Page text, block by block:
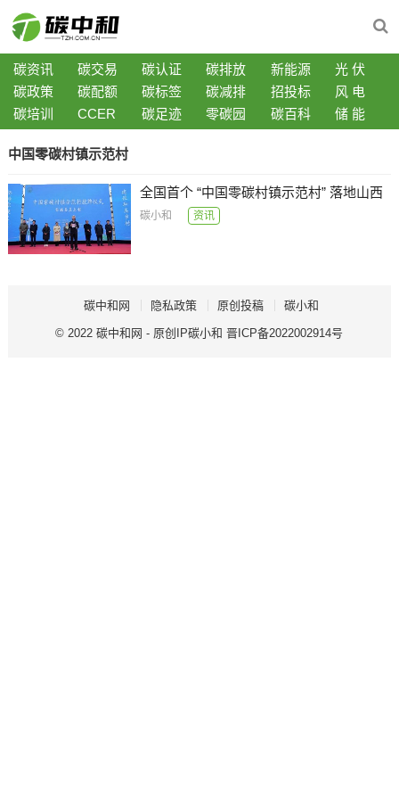
碳资讯 碳交易 碳认证 碳排放 新能源
光 伏
碳政策
碳配额 碳标签 碳减排 招投标
风 电
碳培训
CCER 碳足迹 零碳园 碳百科 储 能
中国零碳村镇示范村
全国首个 “中国零碳村镇示范村” 落地山西
碳小和 资讯
碳中和网 隐私政策 原创投稿 碳小和
© 2022碳中和网 - 原创IP碳小和 晋ICP备2022002914号